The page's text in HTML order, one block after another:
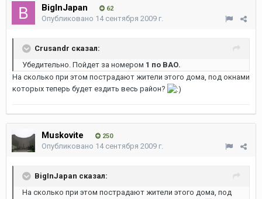
BigInJapan 62
Опубликовано 14 сентября 2009 г.
Crusandr сказал:
Убедительно. Пойдет за номером 1 по ВАО.
На сколько при этом пострадают жители этого дома, под окнами
которых теперь будет ездить весь район?
Muskovite 250
Опубликовано 14 сентября 2009 г.
BigInJapan сказал:
На сколько при этом пострадают жители этого дома, под